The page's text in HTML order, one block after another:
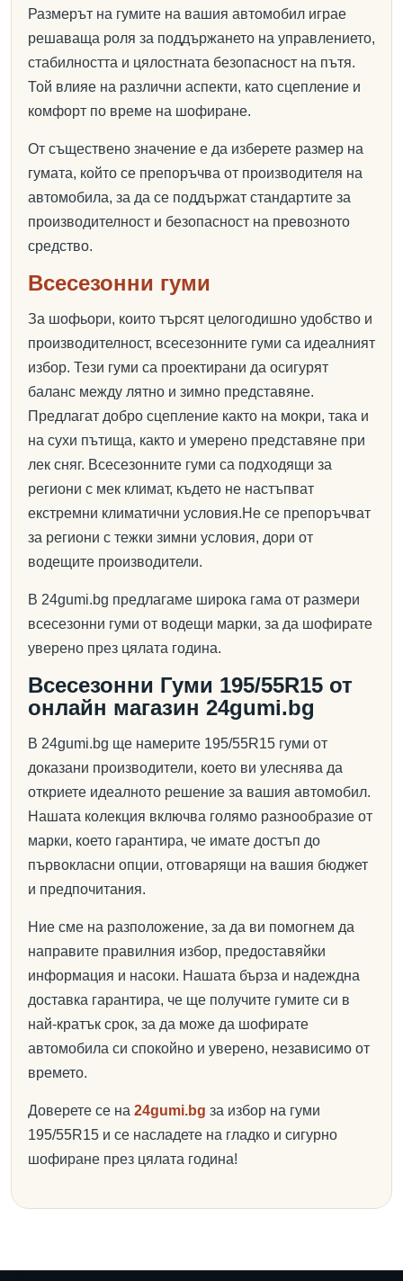
Размерът на гумите на вашия автомобил играе
решаваща роля за поддържането на управлението,
стабилността и цялостната безопасност на пътя.
Той влияе на различни аспекти, като сцепление и
комфорт по време на шофиране.
От съществено значение е да изберете размер на
гумата, който се препоръчва от производителя на
автомобила, за да се поддържат стандартите за
производителност и безопасност на превозното
средство.
Всесезонни гуми
За шофьори, които търсят целогодишно удобство и
производителност, всесезонните гуми са идеалният
избор. Тези гуми са проектирани да осигурят
баланс между лятно и зимно представяне.
Предлагат добро сцепление както на мокри, така и
на сухи пътища, както и умерено представяне при
лек сняг. Всесезонните гуми са подходящи за
региони с мек климат, където не настъпват
екстремни климатични условия.Не се препоръчват
за региони с тежки зимни условия, дори от
водещите производители.
В 24gumi.bg предлагаме широка гама от размери
всесезонни гуми от водещи марки, за да шофирате
уверено през цялата година.
Всесезонни Гуми 195/55R15 от
онлайн магазин 24gumi.bg
В 24gumi.bg ще намерите 195/55R15 гуми от
доказани производители, което ви улеснява да
откриете идеалното решение за вашия автомобил.
Нашата колекция включва голямо разнообразие от
марки, което гарантира, че имате достъп до
първокласни опции, отговарящи на вашия бюджет
и предпочитания.
Ние сме на разположение, за да ви помогнем да
направите правилния избор, предоставяйки
информация и насоки. Нашата бърза и надеждна
доставка гарантира, че ще получите гумите си в
най-кратък срок, за да може да шофирате
автомобила си спокойно и уверено, независимо от
времето.
Доверете се на 24gumi.bg за избор на гуми
195/55R15 и се насладете на гладко и сигурно
шофиране през цялата година!